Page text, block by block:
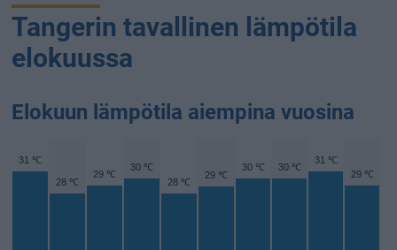
Tangerin tavallinen lämpötila
elokuussa
Elokuun lämpötila aiempina vuosina
31 ℃
28 ℃
29 ℃
30 ℃
28 ℃
29 ℃
30 ℃ 30 ℃
31 ℃
29 ℃